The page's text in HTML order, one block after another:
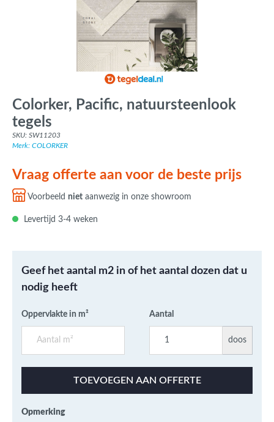
Colorker, Pacific, natuursteenlook
tegels
SKU: SW11203
Merk: COLORKER
Vraag offerte aan voor de beste prijs
Voorbeeld niet aanwezig in onze showroom
Levertijd 3-4 weken
Geef het aantal m2 in of het aantal dozen dat u
nodig heeft
Oppervlakte in m² Aantal
doos
TOEVOEGEN AAN OFFERTE
Opmerking